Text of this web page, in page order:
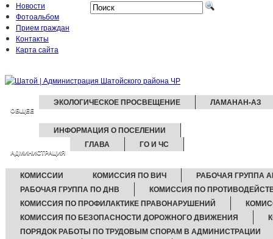
Новости
Фотоальбом
Прием граждан
Контакты
Карта сайта
ОБЩЕЕ
ЭКОЛОГИЧЕСКОЕ ПРОСВЕЩЕНИЕ ЛАМАНАН-АЗ
ИНФОРМАЦИЯ О ПОСЕЛЕНИИ
АДМИНИСТРАЦИЯ
ГЛАВА ГО И ЧС
КОМИССИИ КОМИССИЯ ПО ВИЧ
РАБОЧАЯ ГРУППА
РАБОЧАЯ ГРУППА ПО ДНВ
КОМИССИЯ ПО
КОМИССИЯ ПО ПРОФИЛАКТИКЕ ПРАВОНАРУШЕНИЙ
КОМИССИЯ ПО БЕЗОПАСНОСТИ ДОРОЖНОГО ДВИЖЕНИЯ
ПОРЯДОК РАБОТЫ ПО ТРУДОВЫМ СПОРАМ В АДМИНИСТРАЦИИ